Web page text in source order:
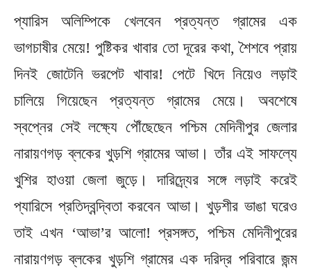
প্যারিস অলিম্পিকে খেলবেন প্রত্যন্ত গ্রামের এক
ভাগচাষীর মেয়ে! পুষ্টিকর খাবার তো দূরের কথা, শৈশবে প্রায়
দিনই জোটেনি ভরপেট খাবার! পেটে খিদে নিয়েও লড়াই
চালিয়ে গিয়েছেন প্রত্যন্ত গ্রামের মেয়ে। অবশেষে
স্বপ্নের সেই লক্ষ্যে পৌঁছেছেন পশ্চিম মেদিনীপুর জেলার
নারায়ণগড় ব্লকের খুড়শি গ্রামের আভা। তাঁর এই সাফল্যে
খুশির হাওয়া জেলা জুড়ে। দারিদ্র্যের সঙ্গে লড়াই করেই
প্যারিসে প্রতিদ্বন্দ্বিতা করবেন আভা। খুড়শীর ভাঙা ঘরেও
তাই এখন ‘আভা’র আলো! প্রসঙ্গত, পশ্চিম মেদিনীপুরের
নারায়ণগড় ব্লকের খুড়শি গ্রামের এক দরিদ্র পরিবারে জন্ম